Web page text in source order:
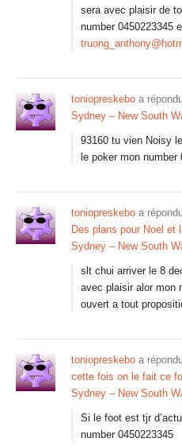
sera avec plaisir de
number 0450223345
toniopreskebo a
Sydney – New South
93160 tu vien Noisy
le poker mon number
toniopreskebo a
Des plans pour Noel et
Sydney – New South
slt chui arriver le 8
avec plaisir alor mon
ouvert a tout
toniopreskebo a
cette fois on le fait ce
Sydney – New South
Si le foot est tjr
number 0450223345